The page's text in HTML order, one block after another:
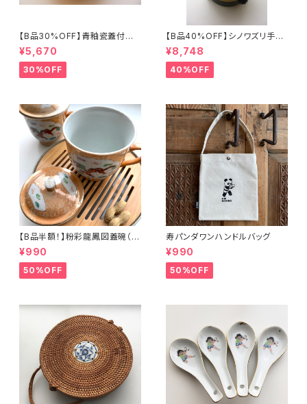
【B品30%OFF】青釉瓷蓋付盒
（蓮の実）
¥5,670
30%OFF
【B品40%OFF】シノワズリ手提
げ三段重「バタフライ」
¥8,748
40%OFF
【B品半額！】粉彩龍鳳図蓋碗（8
0年代景徳鎮デッドストック）
¥990
50%OFF
寿パンダワンハンドルバッグ
¥990
50%OFF